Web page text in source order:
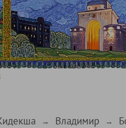
→ Владимир →